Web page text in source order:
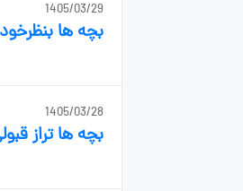
1405/03/29
بچه ها
1405/03/28
بچه ها تراز